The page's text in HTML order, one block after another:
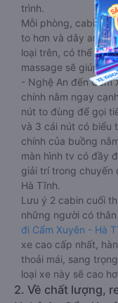
trình.
Mỗi phòng, cabin
to hơn và dây an
loại trên, có thể lăn
massage sẽ giúp
- Nghệ An đến Cẩm
chính nằm ngay
nút to đùng để gọi
và 3 cái nút có biểu
chính của buồng
màn hình tv có đầy
giải trí trong chuyến
Hà Tĩnh.
Lưu ý 2 cabin cuối
những người có
đi Cẩm Xuyên - Hà
xe cao cấp nhất,
thoải mái, sang
loại xe này sẽ cao
2. Về chất lượng,